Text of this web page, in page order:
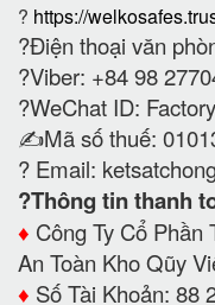
? https://
?Điện thoại văn
?Viber: +84 98
?WeChat ID:
✍️Mã số thuế:
? Email:
?Thông tin thanh
♦️ Công Ty Cổ Phần
An Toàn Kho Qũy
♦️ Số Tài Khoản: 88